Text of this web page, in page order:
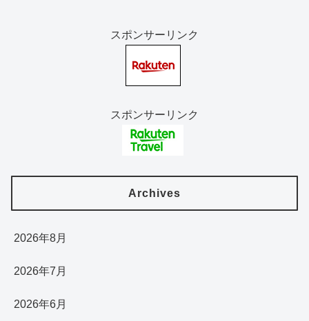
スポンサーリンク
スポンサーリンク
Archives
2026年8月
2026年7月
2026年6月